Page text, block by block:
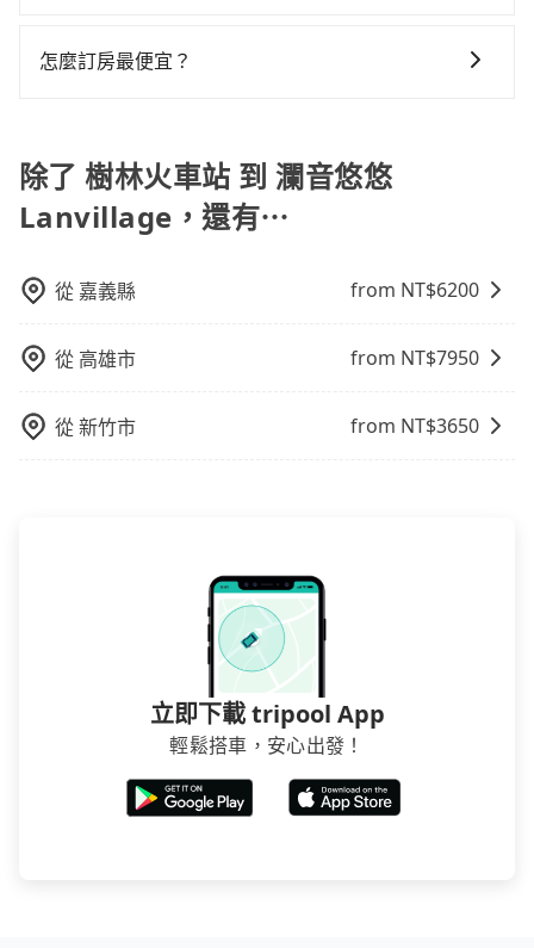
上下車地點仍有段距離，在遇到下雨天或者載行李時，
格通常是根據時間或距離來計算，而且在不同城市和地
下，旅步的包車服務價格相對更為透明和具體，一般是
按照包車時間和里程、車型來計費，價格在網站上公開
透明，方便客戶可以更加準確地了解行程所需時間和費
怎麼訂房最便宜？
地區、價位、人數、特殊需求來搜尋適合的旅店與房
型，更重要的是通常價格是官網的6~8折，如果又有加入
會員或者使用特定的信用卡，還可以累積點數做現金回
有Booking.com、Agoda.com、Hotels.com、
Expedia.com、Trip.com等。正常來說，線上刷卡付款
完後預定就完成，事先不用電話確認空房，事後也不用
告知付款完畢，一切都能在網路上操作。但有些較冷門
賣的現象，便有可能到了現場卻沒房可住的窘境，所以
介意多花一點錢省下這些瑣碎的事，台灣本土的AsiaYo
或者國際Airbnb都值得推薦。
除了 樹林火車站 到 瀾音悠悠
Lanvillage，還有⋯
從 嘉義縣 from NT$6200
從 高雄市 from NT$7950
從新竹市 from NT$3650
立即下載 tripool App
輕鬆搭車，安心出發！